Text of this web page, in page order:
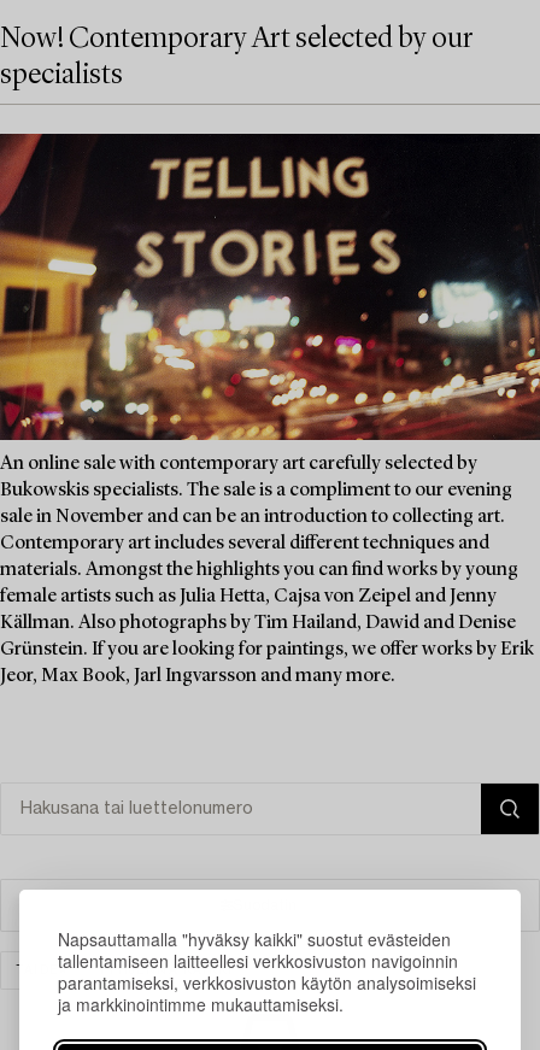
Napsauttamalla "hyväksy kaikki" suostut evästeiden
tallentamiseen laitteellesi verkkosivuston navigoinnin
parantamiseksi, verkkosivuston käytön analysoimiseksi
ja markkinointimme mukauttamiseksi.
Now! Contemporary Art selected by our
specialists
An online sale with contemporary art carefully selected by
Bukowskis specialists. The sale is a compliment to our evening
sale in November and can be an introduction to collecting art.
Contemporary art includes several different techniques and
materials. Amongst the highlights you can find works by young
female artists such as Julia Hetta, Cajsa von Zeipel and Jenny
Källman. Also photographs by Tim Hailand, Dawid and Denise
Grünstein. If you are looking for paintings, we offer works by Erik
Jeor, Max Book, Jarl Ingvarsson and many more.
TYHJENNÄ KAIKKI